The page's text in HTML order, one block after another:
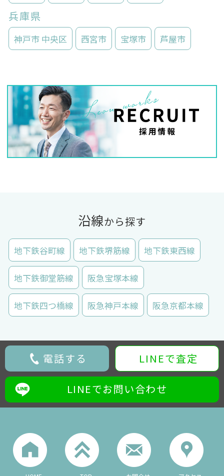
兵庫県
神戸市 中央区 西宮市 宝塚市 芦屋市
沿線から探す
地下鉄谷町線 地下鉄堺筋線 地下鉄東西線
地下鉄御堂筋線 阪急宝塚本線
地下鉄四つ橋線 阪急神戸本線 阪急京都本線
電話する LINEで査定
LINEでお問い合わせ